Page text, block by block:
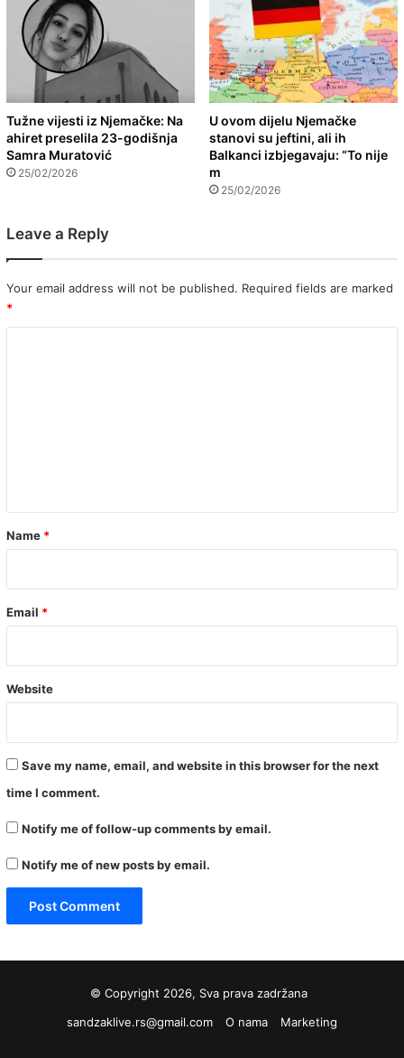
Tužne vijesti iz Njemačke: Na
ahiret preselila 23-godišnja
Samra Muratović
25/02/2026
U ovom dijelu Njemačke
stanovi su jeftini, ali ih
Balkanci izbjegavaju: “To nije
m
25/02/2026
Leave a Reply
Your email address will not be published. Required fields are marked
*
*
Name *
Email *
Website
Save my name, email, and website in this browser for the next
time I comment.
Notify me of follow-up comments by email.
Notify me of new posts by email.
© Copyright 2026, Sva prava zadržana
sandzaklive.rs@gmail.com
O nama Marketing